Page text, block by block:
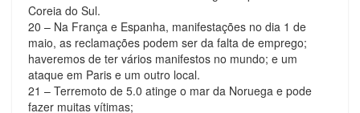
Coreia do Sul.
20 – Na França e Espanha, manifestações no dia 1 de
maio, as reclamações podem ser da falta de emprego;
haveremos de ter vários manifestos no mundo; e um
ataque em Paris e um outro local.
21 – Terremoto de 5.0 atinge o mar da Noruega e pode
fazer muitas vítimas;